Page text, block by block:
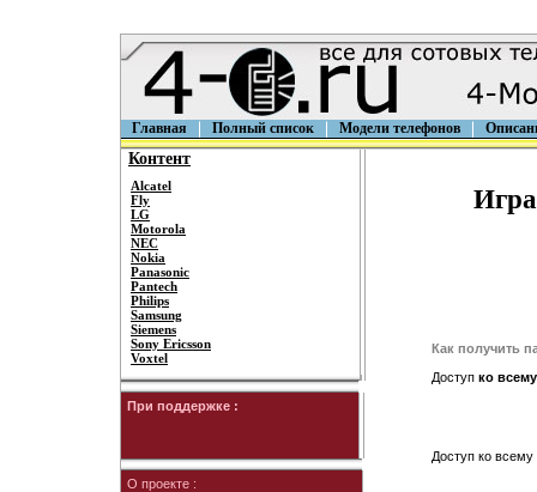
Главная Полный список Модели телефонов
Контент
Alcatel
Fly
LG
Motorola
NEC
Nokia
Panasonic
Pantech
Philips
Samsung
Siemens
Sony Ericsson
Voxtel
При поддержке :
О проекте :
Как получить
Доступ ко
Доступ ко всему